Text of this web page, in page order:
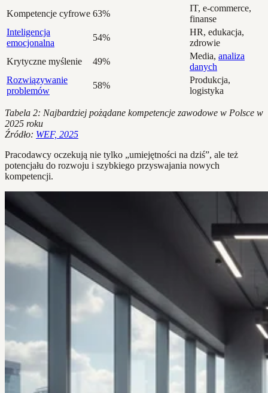
Kompetencje cyfrowe 63%
IT, e-commerce,
finanse
Inteligencja
emocjonalna
54%
HR, edukacja,
zdrowie
Krytyczne myślenie
49%
Media, analiza
danych
Rozwiązywanie
problemów
58%
Produkcja,
logistyka
Tabela 2: Najbardziej pożądane kompetencje zawodowe w Polsce w
2025 roku
Źródło: WEF, 2025
Pracodawcy oczekują nie tylko „umiejętności na dziś”, ale też
potencjału do rozwoju i szybkiego przyswajania nowych
kompetencji.